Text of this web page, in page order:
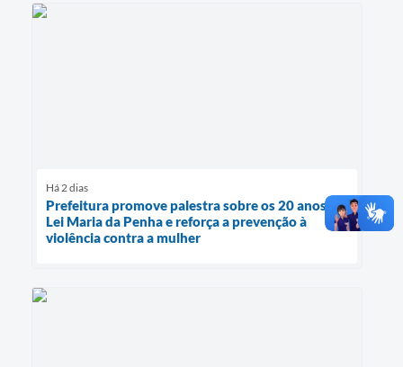
Há 2 dias
Prefeitura promove palestra sobre os 20 anos da
Lei Maria da Penha e reforça a prevenção à
violência contra a mulher